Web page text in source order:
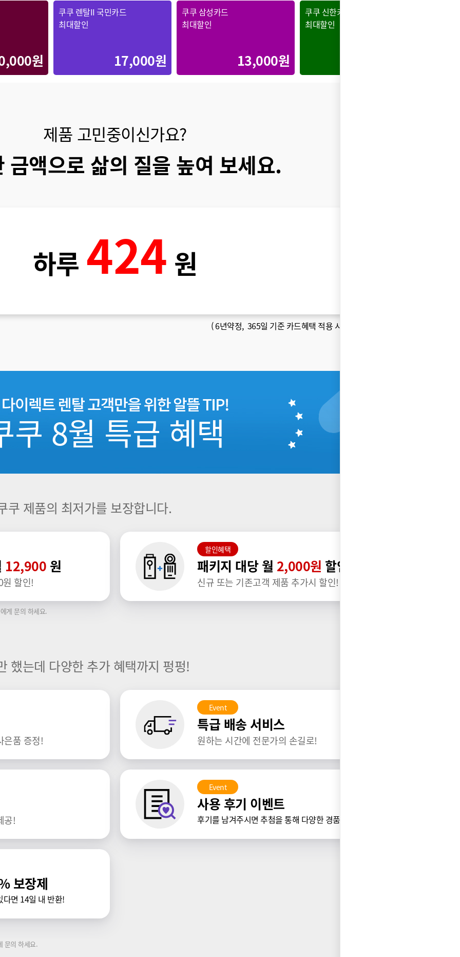
원
쿠쿠 렌탈II 국민카드
최대할인
17,000원
쿠쿠 삼성카드
최대할인
13,000원
쿠쿠 신한카드
최대할인
제품 고민중이신가요?
금액으로 삶의 질을 높여 보세요.
하루 424 원
(6년약정, 365일 기준 카드혜택 적용 시 )
쿠 8월 특급 혜택
쿠 제품의 최저가를 보장합니다.
12,900 원
할인!
할인혜택
패키지 대당 월 2,000원 할인
신규 또는 기존고객 제품 추가시 할인!
게 문의 하세요.
했는데 다양한 추가 혜택까지 펑펑!
은품 증정!
Event
특급 배송 서비스
원하는 시간에 전문가의 손길로!
공!
Event
사용 후기 이벤트
후기를 남겨주시면 추첨을 통해 다양한 경품을 드립니다.
보장제
다면 14일 내 반환!
문의 하세요.